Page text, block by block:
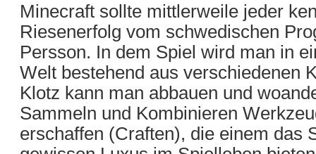
Minecraft sollte mittlerweile jeder
Riesenerfolg vom schwedischen
Persson. In dem Spiel wird man in
Welt bestehend aus verschiedenen
Klotz kann man abbauen und
Sammeln und Kombinieren
erschaffen (Craften), die einem das